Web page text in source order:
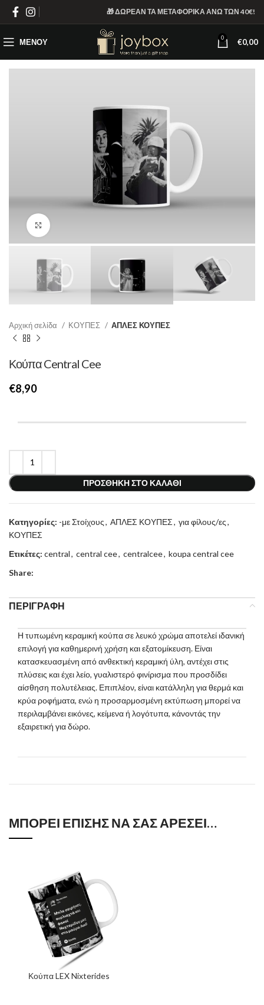
🎁 ΔΩΡΕΑΝ ΤΑ ΜΕΤΑΦΟΡΙΚΑ ΑΝΩ ΤΩΝ 40€!
ΜΕΝΟΎ 0 €0,00
Αρχική σελίδα ΚΟΥΠΕΣ ΑΠΛΕΣ ΚΟΥΠΕΣ
Κούπα Central Cee
€
ΠΡΟΣΘΉΚΗ ΣΤΟ ΚΑΛΆΘΙ
Κατηγορίες: -με Στοίχους, ΑΠΛΕΣ ΚΟΥΠΕΣ, για φίλους/ες,
ΚΟΥΠΕΣ
Ετικέτες: central, central cee, centralcee, koupa central cee
Share:
ΠΕΡΙΓΡΑΦΉ
Η τυπωμένη κεραμική κούπα σε λευκό χρώμα αποτελεί ιδανική
επιλογή για καθημερινή χρήση και εξατομίκευση. Είναι
κατασκευασμένη από ανθεκτική κεραμική ύλη, αντέχει στις
πλύσεις και έχει λείο, γυαλιστερό φινίρισμα που προσδίδει
αίσθηση πολυτέλειας. Επιπλέον, είναι κατάλληλη για θερμά και
κρύα ροφήματα, ενώ η προσαρμοσμένη εκτύπωση μπορεί να
περιλαμβάνει εικόνες, κείμενα ή λογότυπα, κάνοντάς την
εξαιρετική για δώρο.
ΜΠΟΡΕΊ ΕΠΊΣΗΣ ΝΑ ΣΑΣ ΑΡΈΣΕΙ…
Κούπα LEX Nixterides